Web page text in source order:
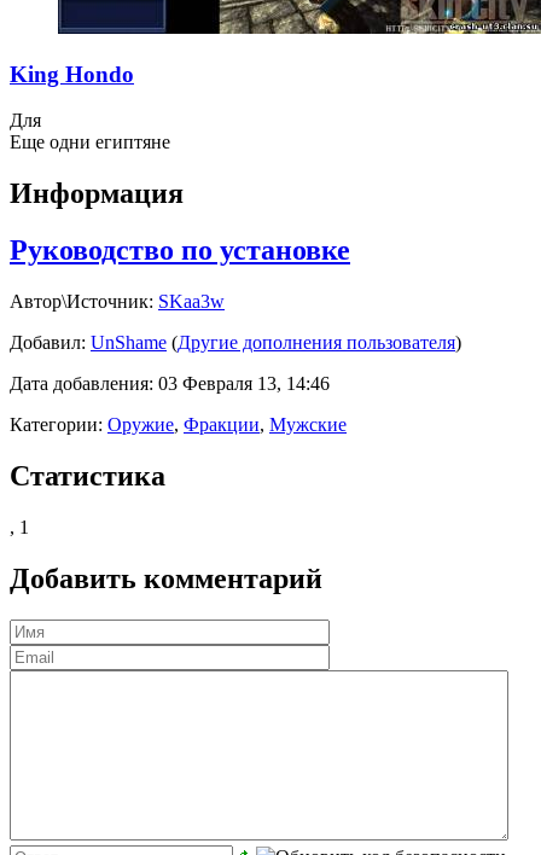
King Hondo
Для
Еще одни египтяне
Информация
Руководство по установке
Автор\Источник: SKaa3w
Добавил: UnShame (Другие дополнения пользователя)
Дата добавления: 03 Февраля 13, 14:46
Категории: Оружие, Фракции, Мужские
Статистика
, 1
Добавить комментарий